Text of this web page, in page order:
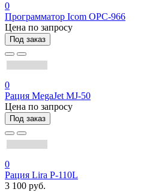
0
Программатор Icom OPC-966
Цена по запросу
Под заказ
0
Рация MegaJet MJ-50
Цена по запросу
Под заказ
0
Рация Lira P-110L
3 100 руб.